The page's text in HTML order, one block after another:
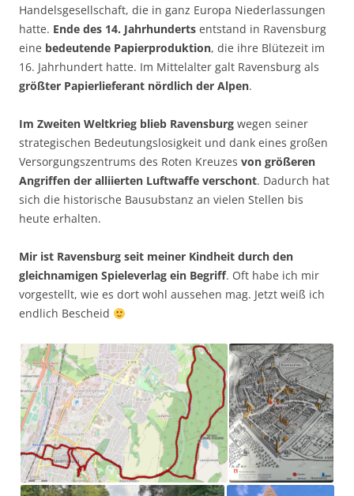
Handelsgesellschaft, die in ganz Europa Niederlassungen
hatte. Ende des 14. Jahrhunderts entstand in Ravensburg
eine bedeutende Papierproduktion, die ihre Blütezeit im
16. Jahrhundert hatte. Im Mittelalter galt Ravensburg als
größter Papierlieferant nördlich der Alpen.
Im Zweiten Weltkrieg blieb Ravensburg wegen seiner
strategischen Bedeutungslosigkeit und dank eines großen
Versorgungszentrums des Roten Kreuzes von größeren
Angriffen der alliierten Luftwaffe verschont. Dadurch hat
sich die historische Bausubstanz an vielen Stellen bis
heute erhalten.
Mir ist Ravensburg seit meiner Kindheit durch den
gleichnamigen Spieleverlag ein Begriff. Oft habe ich mir
vorgestellt, wie es dort wohl aussehen mag. Jetzt weiß ich
endlich Bescheid